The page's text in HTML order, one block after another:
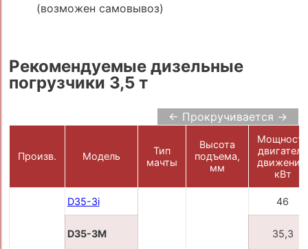
(возможен самовывоз)
Рекомендуемые дизельные
погрузчики 3,5 т
← Прокручивается →
Произв. Модель
Тип
мачты
Высота
подъема,
мм
Мощность
двигателя
движения,
кВт
D35-3i 46
D35-3M 35,3